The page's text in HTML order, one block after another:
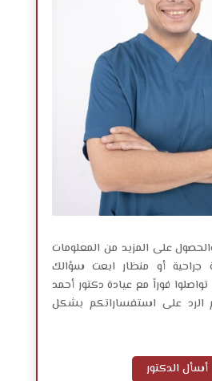
على المزيد من المعلومات
أو منظار ابعت سؤالك
فوراً مع عيادة دكتور أحمد
على استفساراتكم بشكل
أسأل الدكتور